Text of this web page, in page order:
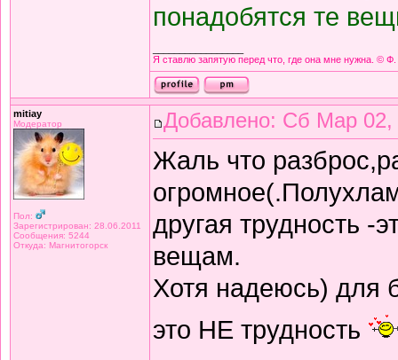
понадобятся те
Я ставлю запятую перед что, где она мне нужна. ©
mitiay
Модератор
Пол:
Зарегистрирован: 28.06.2011
Сообщения: 5244
Откуда: Магнитогорск
Добавлено: Сб Мар 02,
Жаль что
другая трудность -
вещам.
Хотя надеюсь) для
это НЕ трудность